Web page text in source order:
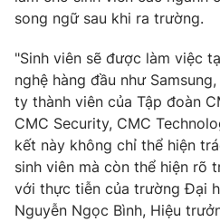
song ngữ sau khi ra trường.
"Sinh viên sẽ được làm việc
nghệ hàng đầu như
ty thành viên của Tập đoàn
CMC Security, CMC
kết này không chỉ thể hiện
sinh viên mà còn thể hiện rõ
với thực tiễn của trường Đại
Nguyễn Ngọc Bình, Hiệu